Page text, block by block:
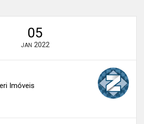
05
JAN 2022
Imóveis